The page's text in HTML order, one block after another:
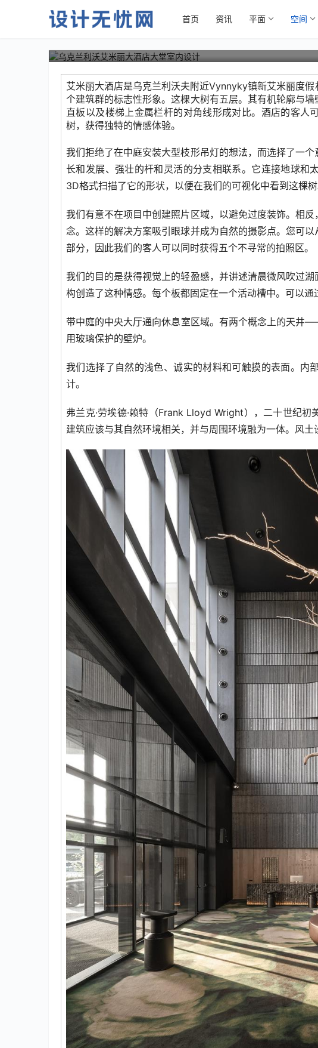
首页 资讯 平面 空间
乌克兰利沃艾米丽大酒店大堂室内
艾米丽大酒店是乌克兰利沃夫附近Vynnyky镇新艾米丽度
个建筑群的标志性形象。这棵大树有五层。其有机轮廓与
直板以及楼梯上金属栏杆的对角线形成对比。酒店的客人
树，获得独特的情感体验。
我们拒绝了在中庭安装大型枝形吊灯的想法，而选择了一
长和发展、强壮的杆和灵活的分支相联系。它连接地球和
3D格式扫描了它的形状，以便在我们的可视化中看到这棵树
我们有意不在项目中创建照片区域，以避免过度装饰。相
念。这样的解决方案吸引眼球并成为自然的摄影点。您可
部分，因此我们的客人可以同时获得五个不寻常的拍照区。
我们的目的是获得视觉上的轻盈感，并讲述清晨微风吹过
构创造了这种情感。每个板都固定在一个活动槽中。可以通
带中庭的中央大厅通向休息室区域。有两个概念上的天井
用玻璃保护的壁炉。
我们选择了自然的浅色、诚实的材料和可触摸的表面。内
计。
弗兰克·劳埃德·赖特（Frank Lloyd Wright），二十世纪
建筑应该与其自然环境相关，并与周围环境融为一体。风土